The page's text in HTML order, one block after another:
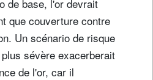
de base, l'or devrait
que couverture contre
Un scénario de risque
sévère exacerberait
de l'or, car il